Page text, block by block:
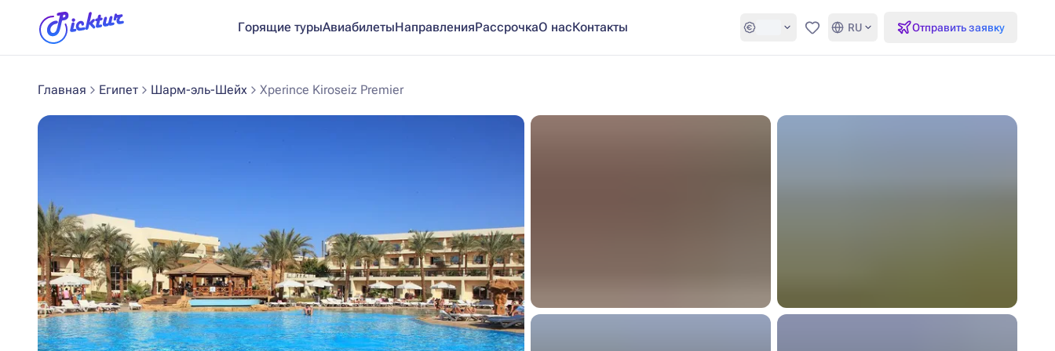
Горящие турыАвиабилетыНаправленияРассрочкаО насКонтакты Избранное
RU Отправить заявку
Главная Египет Шарм-эль-Шейх Xperince Kiroseiz Premier